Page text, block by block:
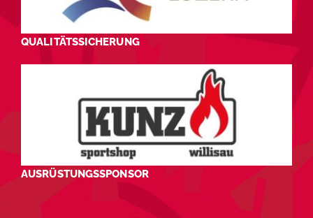
QUALITÄTSSICHERUNG
AUSRÜSTUNGSSPONSOR